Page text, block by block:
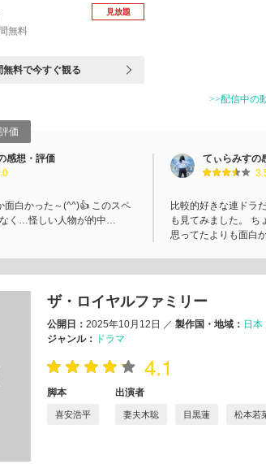
無料
見放題
無料で今すぐ観る
>>配信中の
価
感想・評価
面白かった～(^^)👍 このスペ
く…怪しい人物が的中…
てぃらみすの
比較的好きな連ドラ
も見てみました。 ち
思ってたよりも面白
ザ・ロイヤルファミリー
公開日： 2025年10月12日 ／ 製作国・地域： 日本
ジャンル： ドラマ
4.1
脚本
喜安浩平
出演者
妻夫木聡 目黒蓮 松本若